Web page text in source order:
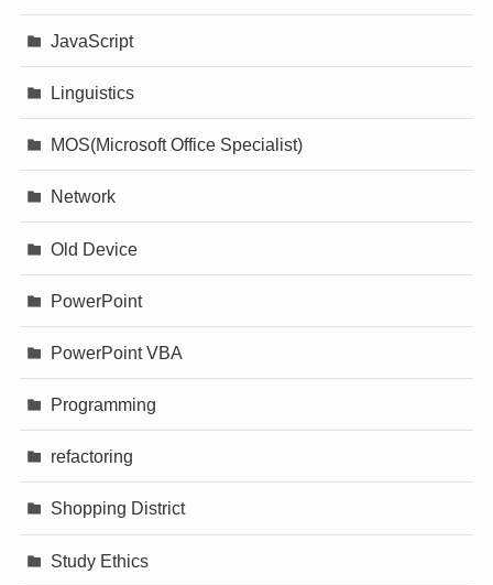
JavaScript
Linguistics
MOS(Microsoft Office Specialist)
Network
Old Device
PowerPoint
PowerPoint VBA
Programming
refactoring
Shopping District
Study Ethics